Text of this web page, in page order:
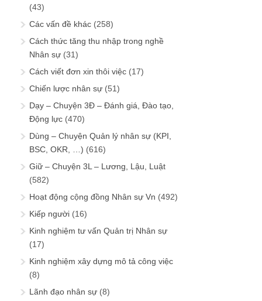
(43)
Các vấn đề khác (258)
Cách thức tăng thu nhập trong nghề
Nhân sự (31)
Cách viết đơn xin thôi việc (17)
Chiến lược nhân sự (51)
Dạy – Chuyện 3Đ – Đánh giá, Đào tạo,
Động lực (470)
Dùng – Chuyện Quản lý nhân sự (KPI,
BSC, OKR, …) (616)
Giữ – Chuyện 3L – Lương, Lậu, Luật
(582)
Hoạt động cộng đồng Nhân sự Vn (492)
Kiếp người (16)
Kinh nghiệm tư vấn Quản trị Nhân sự
(17)
Kinh nghiệm xây dựng mô tả công việc
(8)
Lãnh đạo nhân sự (8)